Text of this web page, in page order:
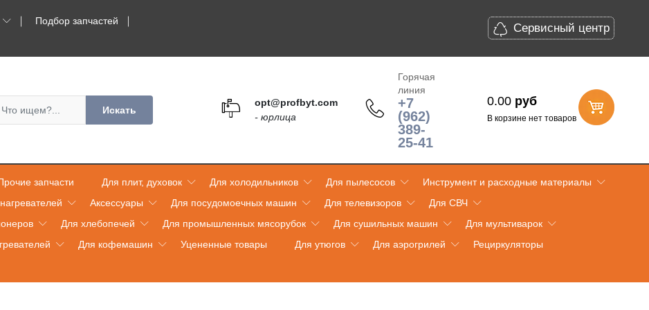
Подбор запчастей
Сервисный центр
Искать
opt@profbyt.com
- юрлица
Горячая
линия
+7
(962)
389-
25-41
0.00 руб
В корзине нет товаров
запчасти Для плит, духовок Для холодильников Для пылесосов
Инструмент и расходные материалы
Аксессуары Для посудомоечных машин Для телевизоров
Для СВЧ
Для хлебопечей Для промышленных мясорубок Для сушильных машин
Для мультиварок
Для кофемашин Уцененные товары Для утюгов Для аэрогрилей
Рециркуляторы